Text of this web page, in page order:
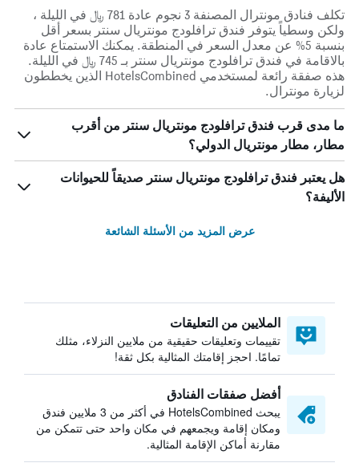
تكلف فنادق مونترال المصنفة 3 نجوم عادة 781 ﷼ في الليلة ،
ولكن وسطياً يتوفر فندق ترافلودج مونتريال سنتر بسعر أقل
بنسبة 5% عن معدل السعر في المنطقة. يمكنك الاستمتاع عادة
بالاقامة في فندق ترافلودج مونتريال سنتر بـ 745 ﷼ في الليلة.
هذه صفقة رائعة لمستخدمي HotelsCombined الذين يخططون
لزيارة مونترال.
ما مدى قرب فندق ترافلودج مونتريال سنتر من أقرب
مطار، مطار مونتريال الدولي؟
هل يعتبر فندق ترافلودج مونتريال سنتر صديقاً للحيوانات
الأليفة؟
عرض المزيد من الأسئلة الشائعة
الملايين من التعليقات
تقييمات وتعليقات حقيقية من ملايين النزلاء، مثلك
تمامًا. احجز إقامتك المثالية بكل ثقة!
أفضل صفقات الفنادق
يبحث HotelsCombined في أكثر من 3 ملايين فندق
ومكان إقامة ويجمعهم في مكان واحد حتى تتمكن من
مقارنة أماكن الإقامة المثالية.